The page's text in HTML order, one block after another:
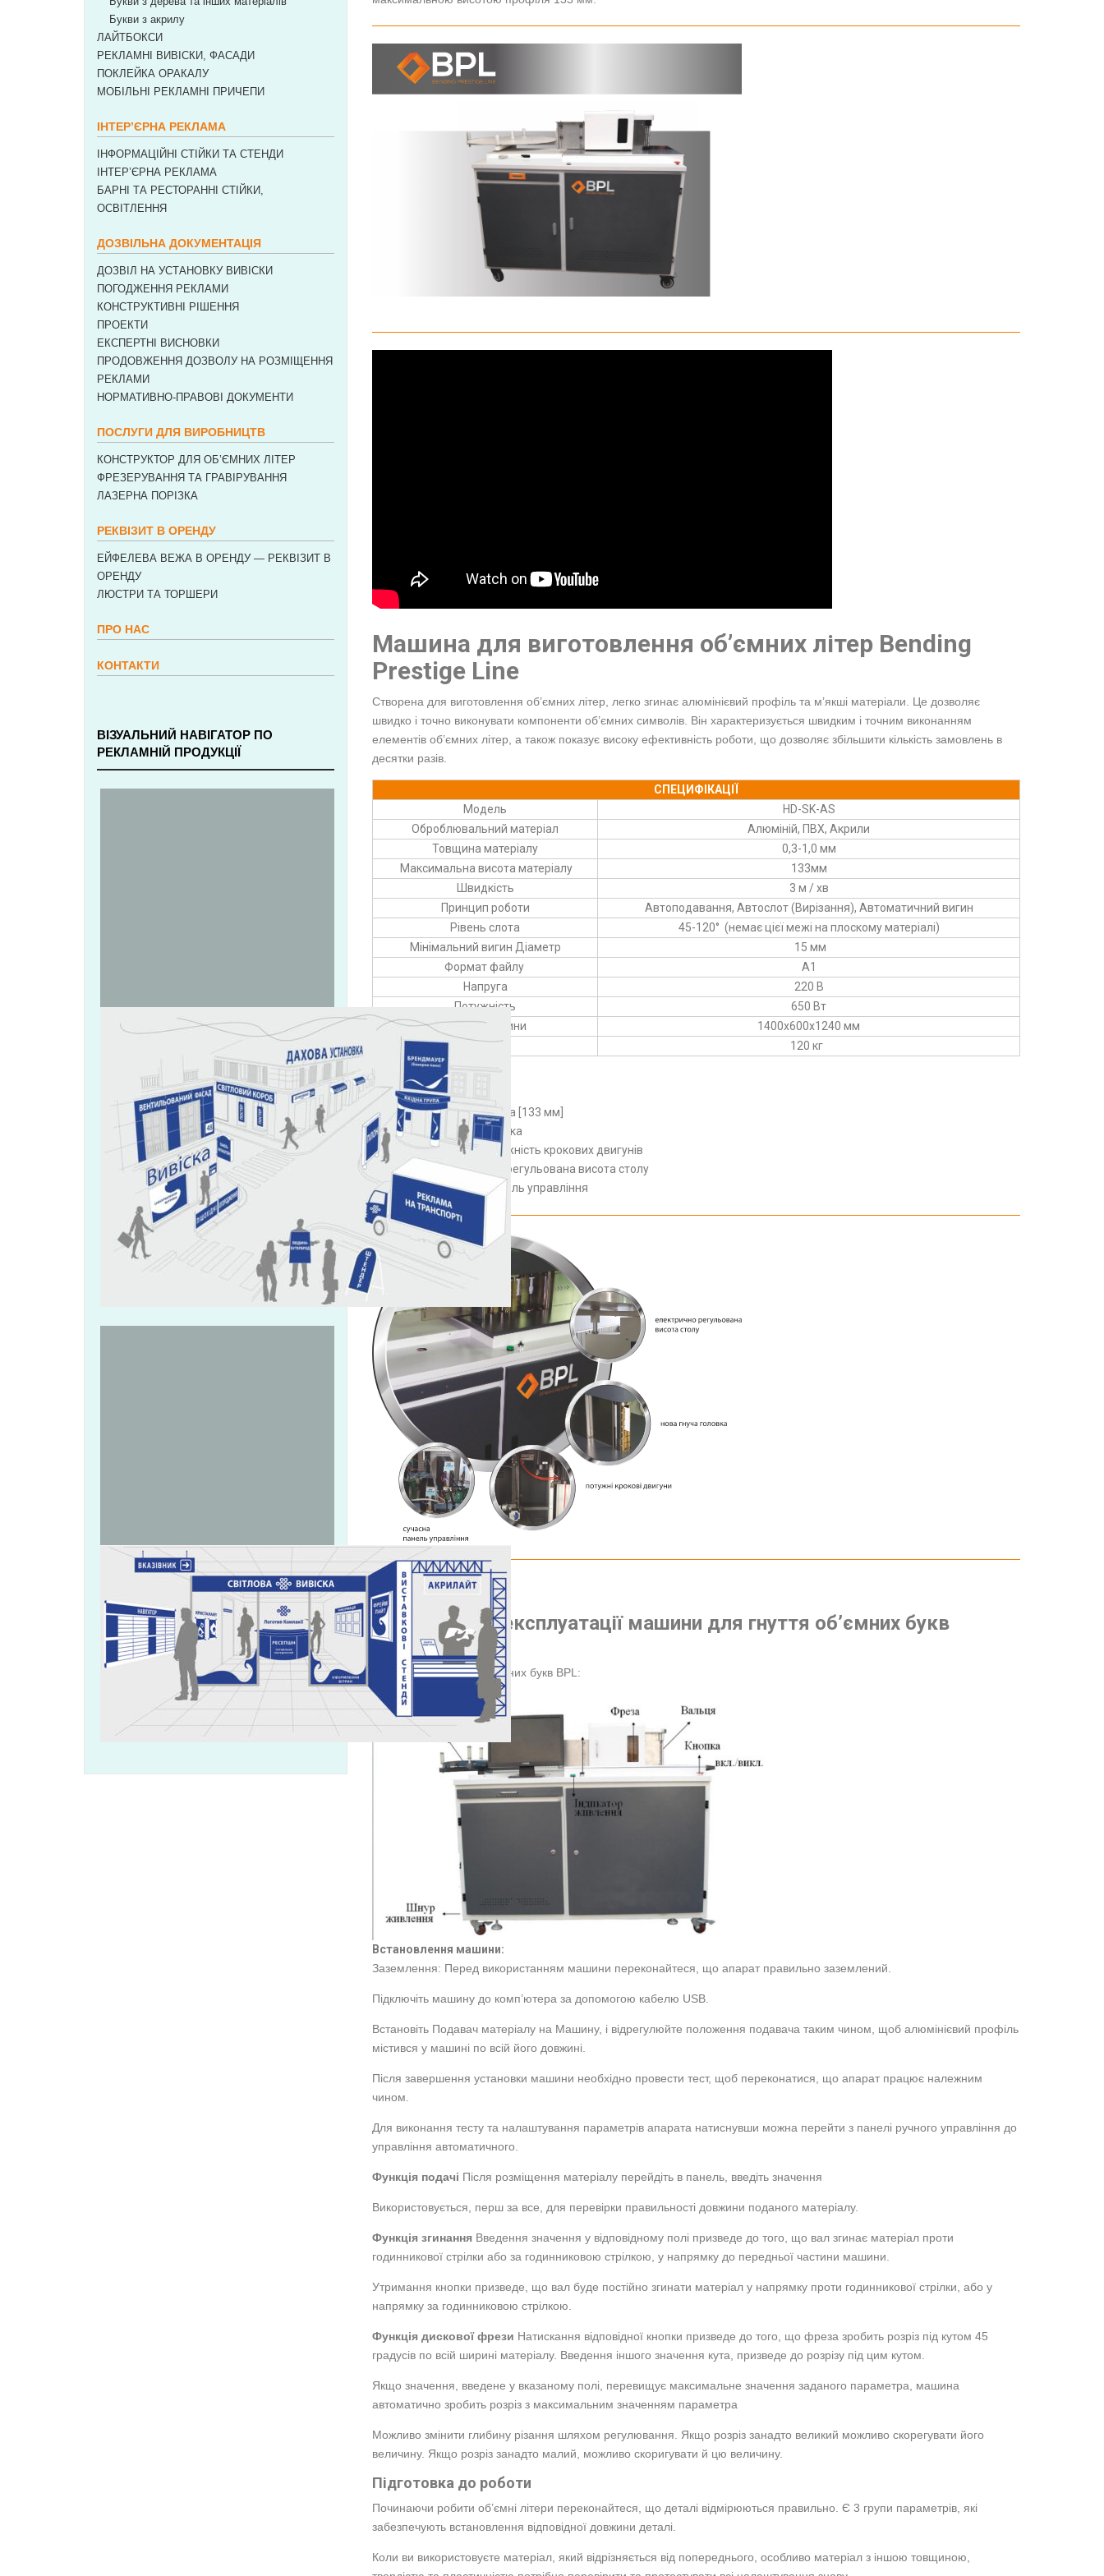
зовнішньої
реклами.
Створення
інтер'єрної
реклами
Машина для виготовлення об’ємних літер Bending
Prestige Line
Створена для виготовлення об’ємних літер, легко згинає алюмінієвий профіль та м’якші матеріали. Це дозволяє
швидко і точно виконувати компоненти об’ємних символів. Він характеризується швидким і точним виконанням
елементів об’ємних літер, а також показує високу ефективність роботи, що дозволяє збільшити кількість замовлень в
десятки разів.
СПЕЦИФІКАЦІЇ
Модель
HD-SK-AS
Оброблювальний матеріал
Алюміній, ПВХ, Акрили
Товщина матеріалу
0,3-1,0 мм
Максимальна висота матеріалу
133мм
Швидкість
3 м / хв
Принцип роботи
Автоподавання, Автослот (Вирізання), Автоматичний вигин
Рівень слота
45-120° (немає цієї межі на плоскому матеріалі)
Мінімальний вигин Діаметр
15 мм
Формат файлу
A1
Напруга
220 В
Потужність
650 Вт
Розмір машини
1400х600х1240 мм
Вага
120 кг
Особливості:
гнуча головка [133 мм]
ріжуча головка
велика потужність крокових двигунів
електрично регульована висота столу
сучасна панель управління
Інструкція по експлуатації машини для гнуття об’ємних букв
модель BPL
Склад машини для об’ємних букв BPL:
Встановлення машини:
Заземлення: Перед використанням машини переконайтеся, що апарат правильно заземлений.
Підключіть машину до комп’ютера за допомогою кабелю USB.
Встановіть Подавач матеріалу на Машину, і відрегулюйте положення подавача таким чином, щоб алюмінієвий профіль
містився у машині по всій його довжині.
Після завершення установки машини необхідно провести тест, щоб переконатися, що апарат працює належним
чином.
Для виконання тесту та налаштування параметрів апарата натиснувши можна перейти з панелі ручного управління до
управління автоматичного.
Функція подачі Після розміщення матеріалу перейдіть в панель, введіть значення
Використовується, перш за все, для перевірки правильності довжини поданого матеріалу.
Функція згинання Введення значення у відповідному полі призведе до того, що вал згинає матеріал проти
годинникової стрілки або за годинниковою стрілкою, у напрямку до передньої частини машини.
Утримання кнопки призведе, що вал буде постійно згинати матеріал у напрямку проти годинникової стрілки, або у
напрямку за годинниковою стрілкою.
Функція дискової фрези Натискання відповідної кнопки призведе до того, що фреза зробить розріз під кутом 45
градусів по всій ширині матеріалу. Введення іншого значення кута, призведе до розрізу під цим кутом.
Якщо значення, введене у вказаному полі, перевищує максимальне значення заданого параметра, машина
автоматично зробить розріз з максимальним значенням параметра
Можливо змінити глибину різання шляхом регулювання. Якщо розріз занадто великий можливо скорегувати його
величину. Якщо розріз занадто малий, можливо скоригувати й цю величину.
Підготовка до роботи
Починаючи робити об’ємні літери переконайтеся, що деталі відмірюються правильно. Є 3 групи параметрів, які
забезпечують встановлення відповідної довжини деталі.
Коли ви використовуєте матеріал, який відрізняється від попереднього, особливо матеріал з іншою товщиною,
Букви з акрилу
ЛАЙТБОКСИ
РЕКЛАМНІ ВИВІСКИ, ФАСАДИ
ПОКЛЕЙКА ОРАКАЛУ
МОБІЛЬНІ РЕКЛАМНІ ПРИЧЕПИ
ІНТЕР’ЄРНА РЕКЛАМА
ІНФОРМАЦІЙНІ СТІЙКИ ТА СТЕНДИ
ІНТЕР’ЄРНА РЕКЛАМА
БАРНІ ТА РЕСТОРАННІ СТІЙКИ,
ОСВІТЛЕННЯ
ДОЗВІЛЬНА ДОКУМЕНТАЦІЯ
ДОЗВІЛ НА УСТАНОВКУ ВИВІСКИ
ПОГОДЖЕННЯ РЕКЛАМИ
КОНСТРУКТИВНІ РІШЕННЯ
ПРОЕКТИ
ЕКСПЕРТНІ ВИСНОВКИ
ПРОДОВЖЕННЯ ДОЗВОЛУ НА РОЗМІЩЕННЯ
РЕКЛАМИ
НОРМАТИВНО-ПРАВОВІ ДОКУМЕНТИ
ПОСЛУГИ ДЛЯ ВИРОБНИЦТВ
КОНСТРУКТОР ДЛЯ ОБ’ЄМНИХ ЛІТЕР
ФРЕЗЕРУВАННЯ ТА ГРАВІРУВАННЯ
ЛАЗЕРНА ПОРІЗКА
РЕКВІЗИТ В ОРЕНДУ
ЕЙФЕЛЕВА ВЕЖА В ОРЕНДУ — РЕКВІЗИТ В
ОРЕНДУ
ЛЮСТРИ ТА ТОРШЕРИ
ПРО НАС
КОНТАКТИ
ВІЗУАЛЬНИЙ НАВІГАТОР ПО
РЕКЛАМНІЙ ПРОДУКЦІЇ